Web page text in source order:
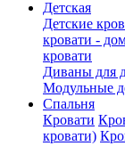
Детская
Детские
кровати -
кровати
Диваны для
Модульные
Спальня
Кровати
кровати)